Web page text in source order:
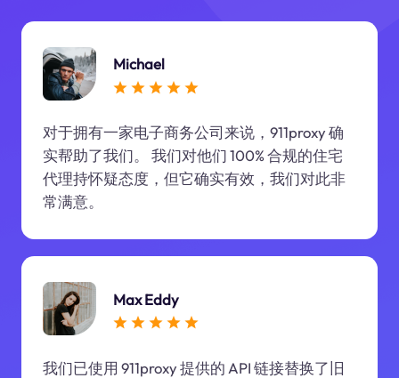
Michael
对于拥有一家电子商务公司来说，911proxy 确
实帮助了我们。 我们对他们 100% 合规的住宅
代理持怀疑态度，但它确实有效，我们对此非
常满意。
Max Eddy
我们已使用 911proxy 提供的 API 链接替换了旧